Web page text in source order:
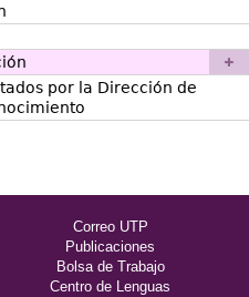
por la Dirección de
Correo UTP
Publicaciones
Bolsa de Trabajo
Centro de Lenguas